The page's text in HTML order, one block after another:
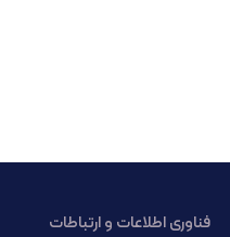
فناوری اطلاعات و ارتباطات